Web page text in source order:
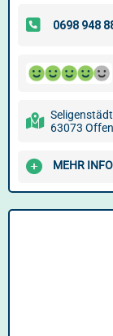
63073
MEHR